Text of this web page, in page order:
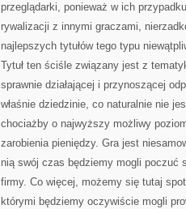
przeglądarki, ponieważ w ich
rywalizacji z innymi graczami,
najlepszych tytułów tego typu
Tytuł ten ściśle związany jest z
sprawnie działającej i przynoszącej
właśnie dziedzinie, co naturalnie nie
chociażby o najwyższy możliwy
zarobienia pieniędzy. Gra jest
nią swój czas będziemy mogli poczuć
firmy. Co więcej, możemy się tutaj
którymi będziemy oczywiście mogli